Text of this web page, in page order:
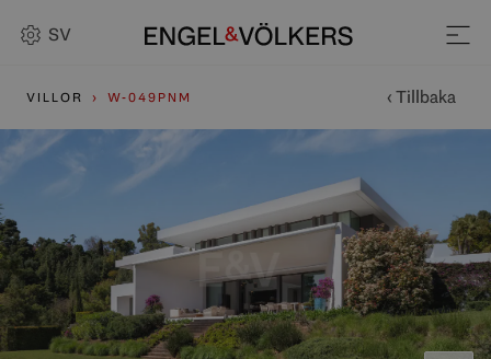
SV
VILLOR W-049PNM ‹ Tillbaka